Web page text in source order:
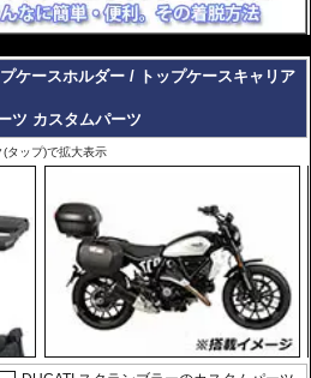
ケースホルダー / トップケースキャリア
ツ カスタムパーツ
タップ)で拡大表示